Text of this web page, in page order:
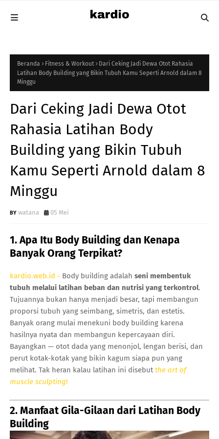
Beranda Fitness & Workout
Dari Ceking Jadi Dewa Otot Rahasia
Latihan Body Building yang Bikin Tubuh Kamu Seperti Arnold dalam 8
Minggu
Dari Ceking Jadi Dewa Otot
Rahasia Latihan Body
Building yang Bikin Tubuh
Kamu Seperti Arnold dalam 8
Minggu
watana 05 Mei
1. Apa Itu Body Building dan Kenapa
Banyak Orang Terpikat?
kardio.web.id - Body building adalah seni membentuk
tubuh melalui latihan beban dan nutrisi yang terkontrol.
Tujuannya bukan hanya menjadi besar, tapi membangun
proporsi tubuh yang seimbang, simetris, dan estetis.
Banyak orang mulai menekuni body building karena
hasilnya nyata dan membangun kepercayaan diri.
Bayangkan — otot dada yang menonjol, lengan berisi, dan
perut kotak-kotak yang bikin kagum siapa pun yang
melihat. Tak heran kalau latihan ini disebut the art of
muscle sculpting!
2. Manfaat Gila-Gilaan dari Latihan Body
Building